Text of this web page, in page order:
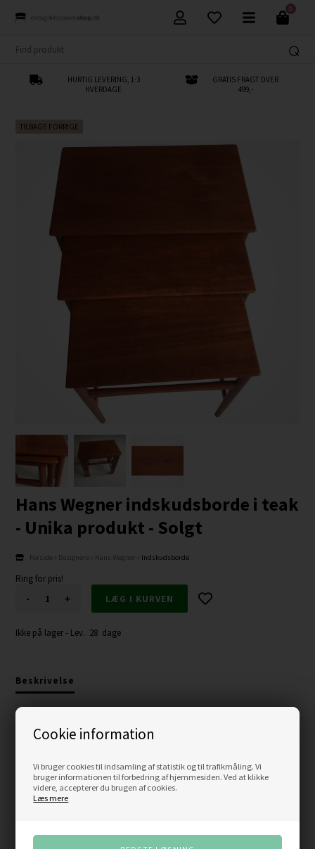
Cookie information
Vi bruger cookies til indsamling af statistik og til trafikmåling. Vi
bruger informationen til forbedring af hjemmesiden. Ved at klikke
videre, accepterer du brugen af cookies.
Læs mere
0
HURTIG LEVERING, 1-3
HVERDAGE
GRATIS FRAGT OVER
499,-
TILBAGE FORRIGE
Hans Wegner indskudsborde i teak
- Unika produkt - Solgt
Forside Designere Hans Wegner Indskudsborde
Ring for pris!
-
+
Ikke på lager - Lev. 28 dage
Beskrivelse
Design Hans Wegner
Fremstillet hos Andreas Tuck
Skal ses!